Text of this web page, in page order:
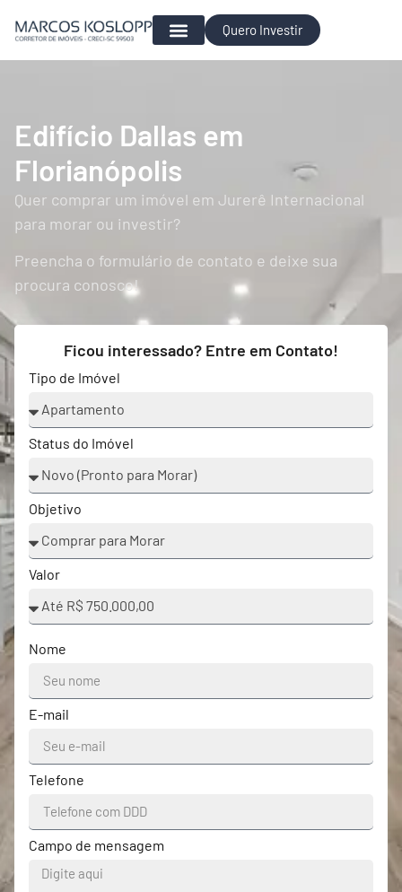
Quero Investir
Edifício Dallas em
Florianópolis
Quer comprar um imóvel em Jurerê Internacional
para morar ou investir?
Preencha o formulário de contato e deixe sua
procura conosco!
Ficou interessado? Entre em Contato!
Tipo de Imóvel
Status do Imóvel
Objetivo
Valor
Nome
E-mail
Telefone
Campo de mensagem